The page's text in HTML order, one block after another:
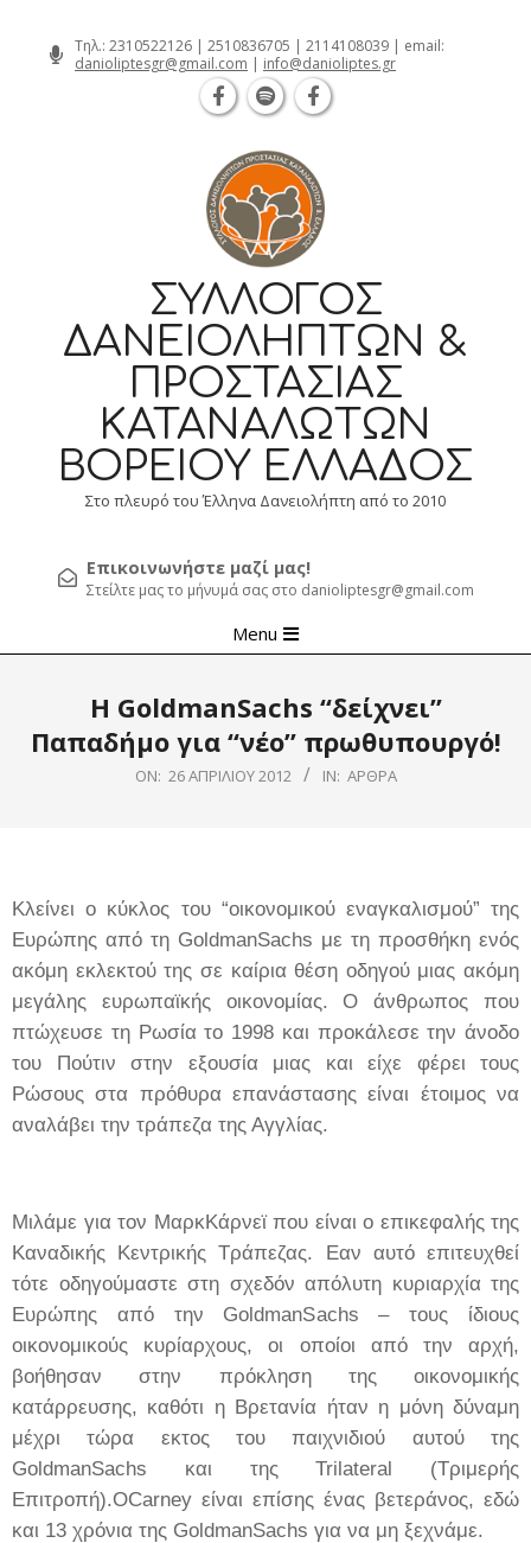
Τηλ.: 2310522126 | 2510836705 | 2114108039 | email:
danioliptesgr@gmail.com | info@danioliptes.gr
ΣΎΛΛΟΓΟΣ
ΔΑΝΕΙΟΛΗΠΤΏΝ &
ΠΡΟΣΤΑΣΊΑΣ
ΚΑΤΑΝΑΛΩΤΏΝ
ΒΟΡΕΊΟΥ ΕΛΛΆΔΟΣ
Στο πλευρό του Έλληνα Δανειολήπτη από το 2010
Επικοινωνήστε μαζί μας!
Στείλτε μας το μήνυμά σας στο danioliptesgr@gmail.com
Navigation
Menu
Η GoldmanSachs “δείχνει”
Παπαδήμο για “νέο” πρωθυπουργό!
ON: 26 ΑΠΡΙΛΊΟΥ 2012 IN: ΆΡΘΡΑ
Κλείνει ο κύκλος του “οικονομικού εναγκαλισμού” της
Ευρώπης από τη GoldmanSachs με τη προσθήκη ενός
ακόμη εκλεκτού της σε καίρια θέση οδηγού μιας ακόμη
μεγάλης ευρωπαϊκής οικονομίας. Ο άνθρωπος που
πτώχευσε τη Ρωσία το 1998 και προκάλεσε την άνοδο
του Πούτιν στην εξουσία μιας και είχε φέρει τους
Ρώσους στα πρόθυρα επανάστασης είναι έτοιμος να
αναλάβει την τράπεζα της Αγγλίας.
Μιλάμε για τον ΜαρκΚάρνεϊ που είναι ο επικεφαλής της
Καναδικής Κεντρικής Τράπεζας. Εαν αυτό επιτευχθεί
τότε οδηγούμαστε στη σχεδόν απόλυτη κυριαρχία της
Ευρώπης από την GoldmanSachs – τους ίδιους
οικονομικούς κυρίαρχους, οι οποίοι από την αρχή,
βοήθησαν στην πρόκληση της οικονομικής
κατάρρευσης, καθότι η Βρετανία ήταν η μόνη δύναμη
μέχρι τώρα εκτος του παιχνιδιού αυτού της
GoldmanSachs και της Trilateral (Τριμερής
Επιτροπή).ΟCarney είναι επίσης ένας βετεράνος, εδώ
και 13 χρόνια της GoldmanSachs για να μη ξεχνάμε.